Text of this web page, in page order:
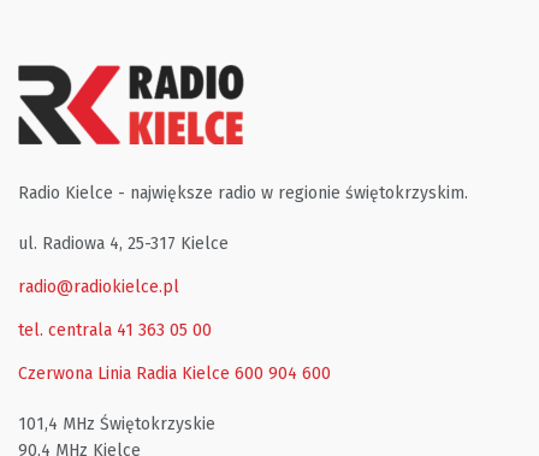
Radio Kielce - największe radio w regionie świętokrzyskim.
ul. Radiowa 4, 25-317 Kielce
radio@radiokielce.pl
tel. centrala 41 363 05 00
Czerwona Linia Radia Kielce 600 904 600
101,4 MHz Świętokrzyskie
90,4 MHz Kielce